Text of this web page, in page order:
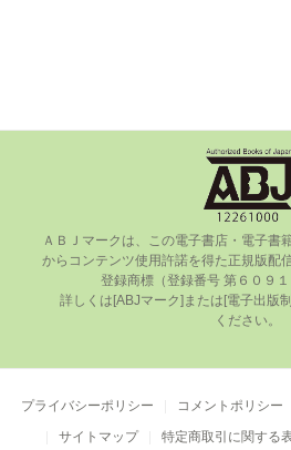
ＡＢＪマークは、この電⼦書店・電⼦書
からコンテンツ使⽤許諾を得た正規版配
登録商標（登録番号 第６０９１
ください。
プライバシーポリシー コメントポリシー
サイトマップ
特定商取引に関する